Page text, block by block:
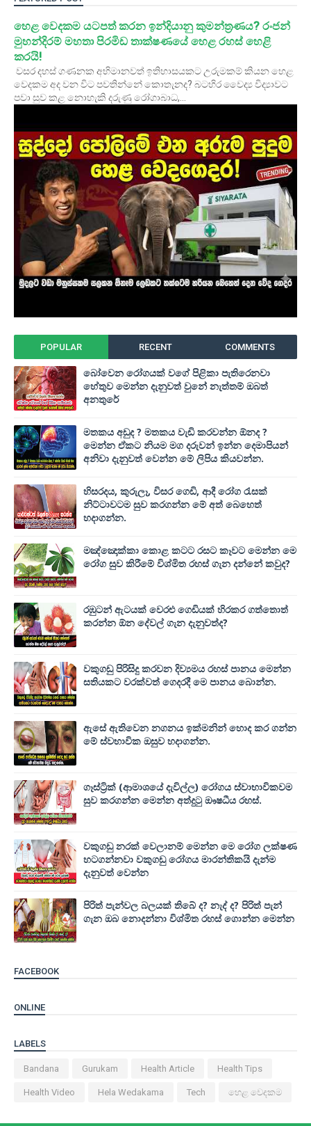
හෙළ වෙදකම යටපත් කරන ඉන්දියානු කුමන්ත්‍රණය? රංජන්
මුහන්දිරම් මහතා පිරමිඩ තාක්ෂණයේ හෙළ රහස් හෙළි
කරයි!
වසර දහස් ගණනක අභිමානවත් ඉතිහාසයකට උරුමකම් කියන හෙළ
වෙදකම අද වන විට පවතින්නේ කොතැනද? බටහිර වෛද්‍ය විද්‍යාවට
පවා සුව කළ නොහැකි දරුණු රෝගාබාධ,...
POPULAR RECENT COMMENTS
බෝවෙන රෝගයක් වගේ පිළිකා පැතිරෙනවා
හේතුව මෙන්න දැනුවත් වුනේ නැත්තම් ඔබත්
අනතුරේ
මතකය අඩුද ? මතකය වැඩි කරවන්න ඕනද ?
මෙන්න ඒකට නියම මග දරුවන් ඉන්න දෙමාපියන්
අනිවා දැනුවත් වෙන්න මේ ලිපිය කියවන්න.
හිසරදය, කුරුලෑ, විසර ගෙඩි, ආදී රෝග රැසක්
නිට්ටාවටම සුව කරගන්න මේ අත් බෙහෙත්
හදාගන්න.
මඤ්ඤොක්‌කා කොළ කටට රසට කෑවට මෙන්න මෙ
රෝග සුව කිරීමේ විශ්මිත රහස් ගැන දන්නේ කවුද?
රඹුටන් ඇටයක් වෙරළු ගෙඩියක් හිරකර ගත්තොත්
කරන්න ඕන දේවල් ගැන දැනුවත්ද?
වකුගඩු පිරිසිදු කරවන දිව්‍යමය රහස් පානය මෙන්න
සතියකට වරක්වත් ගෙදරදී මෙ පානය බොන්න.
ඇසේ ඇතිවෙන නගනය ඉක්මනින් හොද කර ගන්න
මේ ස්වභාවික ඔසුව හදාගන්න.
ගෑස්ට්‍රික් (ආමාශයේ දැවිල්ල) රෝගය ස්වාභාවිකවම
සුව කරගන්න මෙන්න අත්දුටු ඖෂධීය රහස්.
වකුගඩු නරක් වෙලානම් මෙන්න මෙ රෝග ලක්ෂණ
හටගන්නවා වකුගඩු රෝගය මාරන්තිකයි දැන්ම
දැනුවත් වෙන්න
පිරිත් පැන්වල බලයක් තිබේ ද? නැද් ද? පිරිත් පැන්
ගැන ඔබ නොදන්නා විශ්මිත රහස් ගොන්න මෙන්න
FACEBOOK
ONLINE
LABELS
Bandana Gurukam Health Article Health Tips
Health Video Hela Wedakama Tech හෙළ වෙදකම